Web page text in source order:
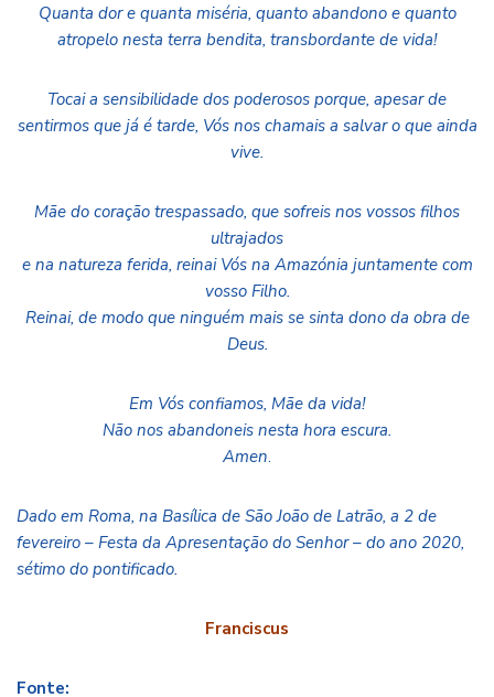
Quanta dor e quanta miséria, quanto abandono e quanto
atropelo nesta terra bendita, transbordante de vida!
Tocai a sensibilidade dos poderosos porque, apesar de
sentirmos que já é tarde, Vós nos chamais a salvar o que ainda
vive.
Mãe do coração trespassado, que sofreis nos vossos filhos
ultrajados
e na natureza ferida, reinai Vós na Amazónia juntamente com
vosso Filho.
Reinai, de modo que ninguém mais se sinta dono da obra de
Deus.
Em Vós confiamos, Mãe da vida!
Não nos abandoneis nesta hora escura.
Amen.
Dado em Roma, na Basílica de São João de Latrão, a 2 de
fevereiro – Festa da Apresentação do Senhor – do ano 2020,
sétimo do pontificado.
Franciscus
Fonte: